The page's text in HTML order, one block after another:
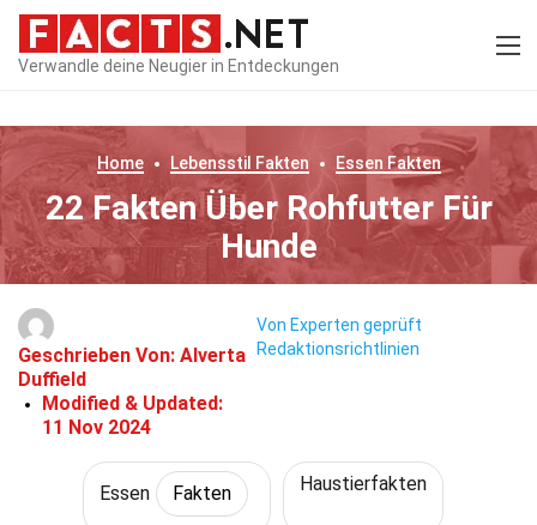
Verwandle deine Neugier in Entdeckungen
Home Lebensstil Fakten Essen Fakten
22 Fakten Über Rohfutter Für
Hunde
Geschrieben Von: Alverta
Duffield
Modified & Updated:
11 Nov 2024
Von Experten geprüft
Redaktionsrichtlinien
Essen Fakten Haustierfakten